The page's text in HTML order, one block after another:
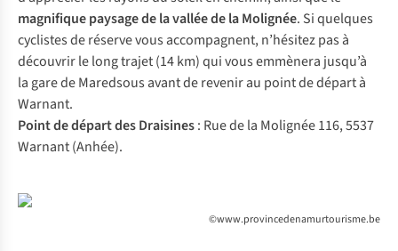
magnifique paysage de la vallée de la Molignée. Si quelques
cyclistes de réserve vous accompagnent, n’hésitez pas à
découvrir le long trajet (14 km) qui vous emmènera jusqu’à
la gare de Maredsous avant de revenir au point de départ à
Warnant.
Point de départ des Draisines: Rue de la Molignée 116, 5537
Warnant (Anhée).
©www.provincedenamurtourisme.be